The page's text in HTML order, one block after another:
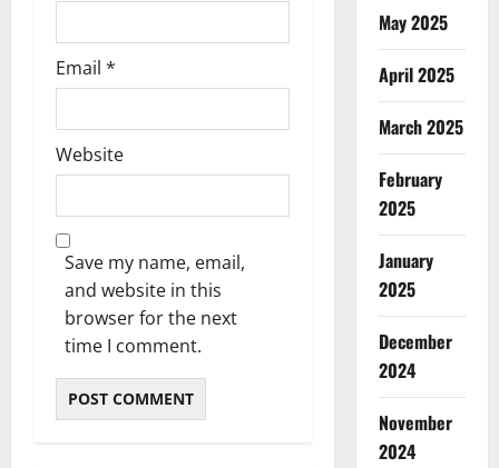
Email *
Website
Save my name, email,
and website in this
browser for the next
time I comment.
May 2025
April 2025
March 2025
February
2025
January
2025
December
2024
November
2024